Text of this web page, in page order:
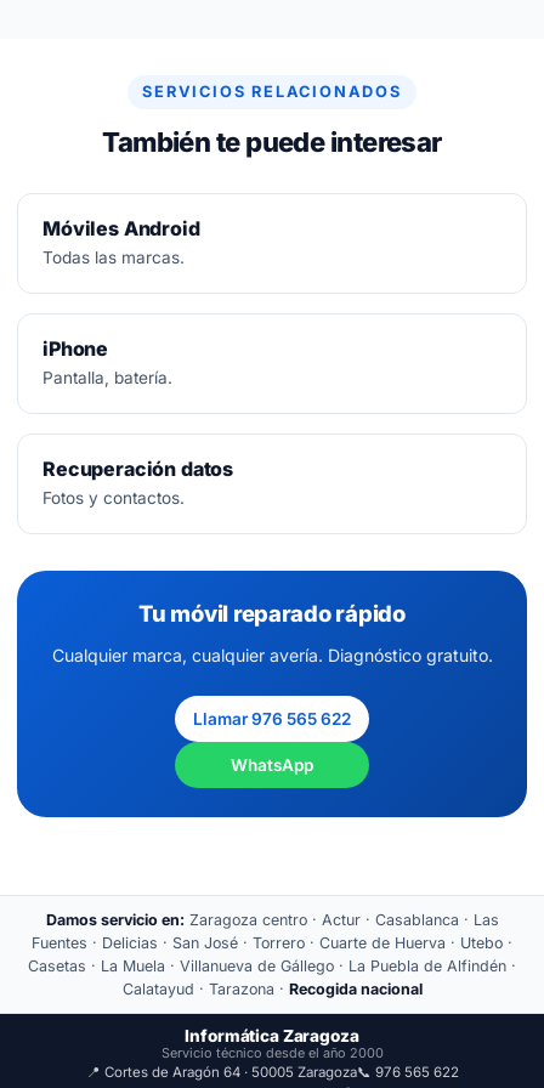
SERVICIOS RELACIONADOS
También te puede interesar
Móviles Android
Todas las marcas.
iPhone
Pantalla, batería.
Recuperación datos
Fotos y contactos.
Tu móvil reparado rápido
Cualquier marca, cualquier avería. Diagnóstico gratuito.
Llamar 976 565 622
WhatsApp
Damos servicio en: Zaragoza centro · Actur · Casablanca · Las
Fuentes · Delicias · San José · Torrero · Cuarte de Huerva · Utebo ·
Casetas · La Muela · Villanueva de Gállego · La Puebla de Alfindén ·
Calatayud · Tarazona · Recogida nacional
Informática Zaragoza
Servicio técnico desde el año 2000
📍 Cortes de Aragón 64 · 50005 Zaragoza📞 976 565 622